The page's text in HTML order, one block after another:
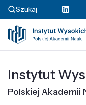
Szukaj
Instytut
Polskiej Akademii